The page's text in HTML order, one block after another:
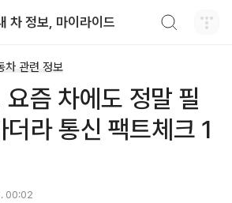
차 정보, 마이라이드
차 관련 정보
즘 차에도 정말 필
라 통신 팩트체크 1
00:02